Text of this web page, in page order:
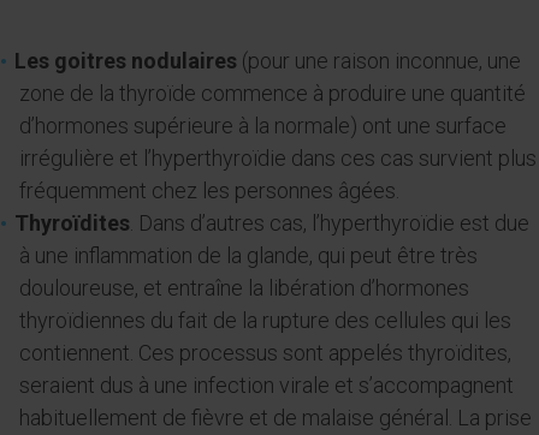
Les goitres nodulaires (pour une raison inconnue, une
zone de la thyroïde commence à produire une quantité
d’hormones supérieure à la normale) ont une surface
irrégulière et l’hyperthyroïdie dans ces cas survient plus
fréquemment chez les personnes âgées.
Thyroïdites . Dans d’autres cas, l’hyperthyroïdie est due
à une inflammation de la glande, qui peut être très
douloureuse, et entraîne la libération d’hormones
thyroïdiennes du fait de la rupture des cellules qui les
contiennent. Ces processus sont appelés thyroïdites,
seraient dus à une infection virale et s’accompagnent
habituellement de fièvre et de malaise général. La prise